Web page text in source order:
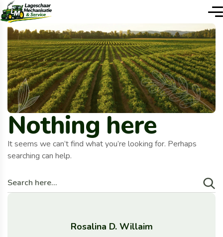
Nothing here
It seems we can’t find what you’re looking for. Perhaps
searching can help.
Rosalina D. Willaim